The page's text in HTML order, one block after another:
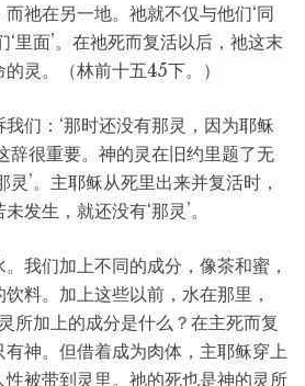
祂在另一地。祂就不仅与他们‘同
‘里面’。在祂死而复活以后，祂这末
灵。（林前十五45下。）
们：‘那时还没有那灵，因为耶稣
辞很重要。神的灵在旧约里题了无
灵’。主耶稣从死里出来并复活时，
发生，就还没有‘那灵’。
我们加上不同的成分，像茶和蜜，
料。加上这些以前，水在那里，
所加上的成分是什么？在主死而复
神。但借着成为肉体，主耶稣穿上
被带到灵里。祂的死也是神的灵所